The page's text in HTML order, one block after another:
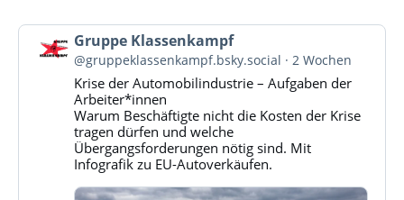
Beitrag
von
Gruppe
Klassenkampf
Bluesky
ansehen
Gruppe Klassenkampf
@gruppeklassenkampf.bsky.social 2 Wochen
Krise der Automobilindustrie – Aufgaben der
Arbeiter*innen
Warum Beschäftigte nicht die Kosten der Krise
tragen dürfen und welche
Übergangsforderungen nötig sind. Mit
Infografik zu EU-Autoverkäufen.